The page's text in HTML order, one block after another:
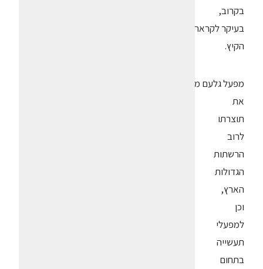
בקרוב,
בעיקר לקראת
הקיץ.
מפעל גלעם משווק
את
תוצרתו
לרוב
הרשתות
הגדולות
הארץ,
וכן
למפעלי
תעשייה
בתחום